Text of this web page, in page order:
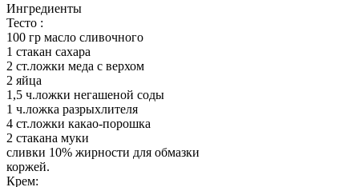
Ингредиенты
Тесто :
100 гр масло сливочного
1 стакан сахара
2 ст.ложки меда с верхом
2 яйца
1,5 ч.ложки негашеной соды
1 ч.ложка разрыхлителя
4 ст.ложки какао-порошка
2 стакана муки
сливки 10% жирности для обмазки
коржей.
Крем: